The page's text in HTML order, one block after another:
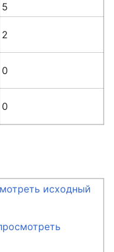
5
2
0
0
исходный